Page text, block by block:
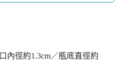
內徑約1.3cm／瓶底直徑約